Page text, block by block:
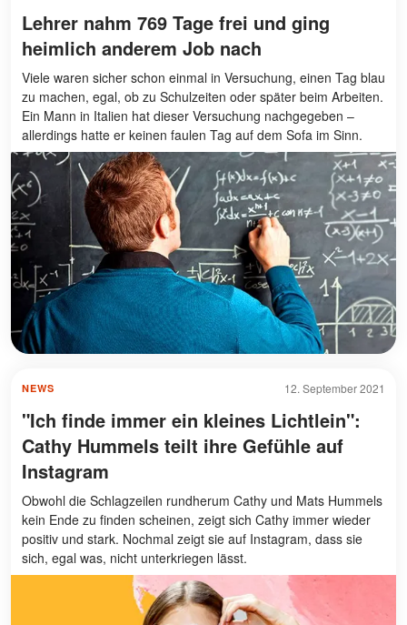
Lehrer nahm 769 Tage frei und ging
heimlich anderem Job nach
Viele waren sicher schon einmal in Versuchung, einen Tag blau
zu machen, egal, ob zu Schulzeiten oder später beim Arbeiten.
Ein Mann in Italien hat dieser Versuchung nachgegeben –
allerdings hatte er keinen faulen Tag auf dem Sofa im Sinn.
12. September 2021
NEWS
"Ich finde immer ein kleines Lichtlein":
Cathy Hummels teilt ihre Gefühle auf
Instagram
Obwohl die Schlagzeilen rundherum Cathy und Mats Hummels
kein Ende zu finden scheinen, zeigt sich Cathy immer wieder
positiv und stark. Nochmal zeigt sie auf Instagram, dass sie
sich, egal was, nicht unterkriegen lässt.